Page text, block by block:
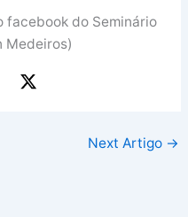
facebook do Seminário
Medeiros)
Next Artigo →